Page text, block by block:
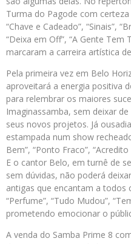
Turma do Pagode com
“Chave e Cadeado”, “Sinais”,
“Deixa em Off”, “A Gente Tem
marcaram a carreira artística
Pela primeira vez em Belo
aproveitará a energia positiva
para relembrar os maiores
Imaginassamba, sem deixar
seus novos projetos. Já
estampada num show
Bem”, “Ponto Fraco”,
E o cantor Belo, em turnê de
sem dúvidas, não poderá
antigas que encantam a todos
“Perfume”, “Tudo Mudou”,
prometendo emocionar o
A venda do Samba Prime 8